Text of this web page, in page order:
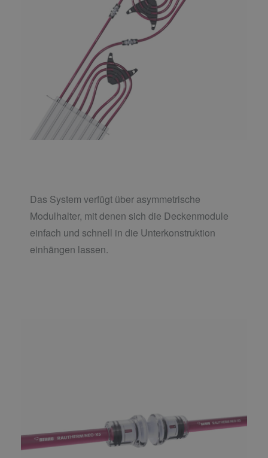
Das System verfügt über asymmetrische
Modulhalter, mit denen sich die Deckenmodule
einfach und schnell in die Unterkonstruktion
einhängen lassen.